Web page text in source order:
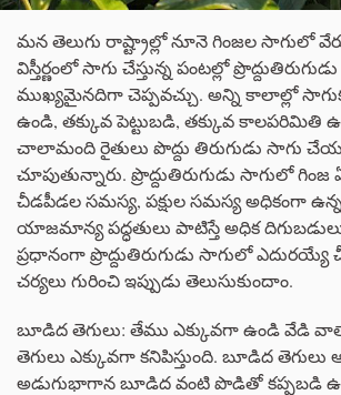
మన తెలుగు రాష్ట్రాల్లో నూనె గింజల సాగులో
విస్తీర్ణంలో సాగు చేస్తున్న పంటల్లో
ముఖ్యమైనదిగా చెప్పవచ్చు. అన్ని కాలాల్లో
ఉండి, తక్కువ పెట్టుబడి, తక్కువ కాలపరిమితి
చాలామంది రైతులు పొద్దు తిరుగుడు సాగు
చూపుతున్నారు. ప్రొద్దుతిరుగుడు సాగులో
చీడపీడల సమస్య, పక్షుల సమస్య అధికంగా
యాజమాన్య పద్ధతులు పాటిస్తే అధిక
ప్రధానంగా ప్రొద్దుతిరుగుడు సాగులో
చర్యలు గురించి ఇప్పుడు తెలుసుకుందాం.
బూడిద తెగులు: తేము ఎక్కువగా ఉండి వేడి
తెగులు ఎక్కువగా కనిపిస్తుంది. బూడిద తెగులు
అడుగుభాగాన బూడిద వంటి పొడితో కప్పబడి